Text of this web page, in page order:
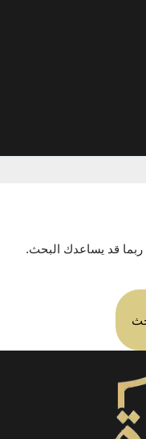
ربما قد يساعدك البحث.